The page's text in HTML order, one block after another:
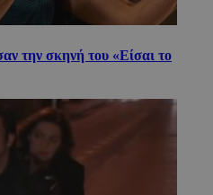
την σκηνή του «Είσαι το